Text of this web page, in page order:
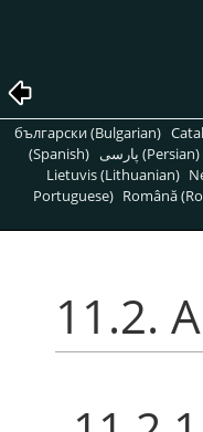
български (Bulgarian)
(Spanish)
پارسی (Persian)
Lietuvis (Lithuanian)
Portuguese) Română
11.2.